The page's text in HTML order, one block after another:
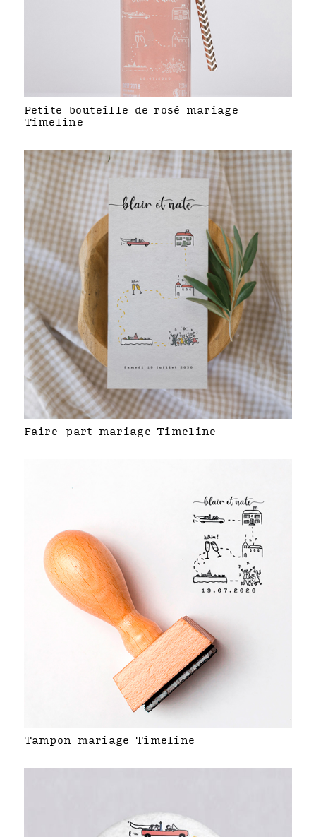
Petite bouteille de rosé mariage
Timeline
Faire-part mariage Timeline
Tampon mariage Timeline